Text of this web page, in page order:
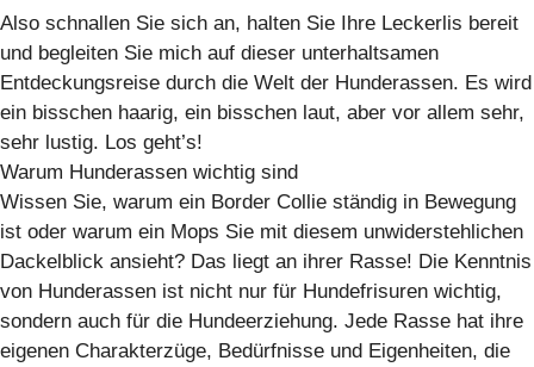
Also schnallen Sie sich an, halten Sie Ihre Leckerlis bereit
und begleiten Sie mich auf dieser unterhaltsamen
Entdeckungsreise durch die Welt der Hunderassen. Es wird
ein bisschen haarig, ein bisschen laut, aber vor allem sehr,
sehr lustig. Los geht’s!
Warum Hunderassen wichtig sind
Wissen Sie, warum ein Border Collie ständig in Bewegung
ist oder warum ein Mops Sie mit diesem unwiderstehlichen
Dackelblick ansieht? Das liegt an ihrer Rasse! Die Kenntnis
von Hunderassen ist nicht nur für Hundefrisuren wichtig,
sondern auch für die Hundeerziehung. Jede Rasse hat ihre
eigenen Charakterzüge, Bedürfnisse und Eigenheiten, die